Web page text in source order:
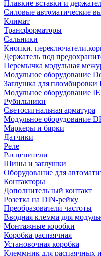
Плавкие вставки и
Силовые автоматические
Климат
Трансформаторы
Сальники
Кнопки,
Держатель под
Перемычка модульная
Модульное оборудование
Заглушка для пломбировки
Модульное оборудование
Рубильники
Светосигнальная арматура
Модульное оборудование
Маркеры и бирки
Датчики
Реле
Расцепители
Шины и заглушки
Оборудование для
Контакторы
Дополнительный контакт
Розетка на DIN-рейку
Преобразователи частоты
Вводная клемма для
Монтажные коробки
Коробка распаячная
Установочная коробка
Клеммник для распаячных